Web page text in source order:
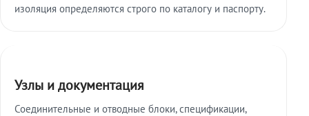
изоляция определяются строго по каталогу и паспорту.
Узлы и документация
Соединительные и отводные блоки, спецификации,